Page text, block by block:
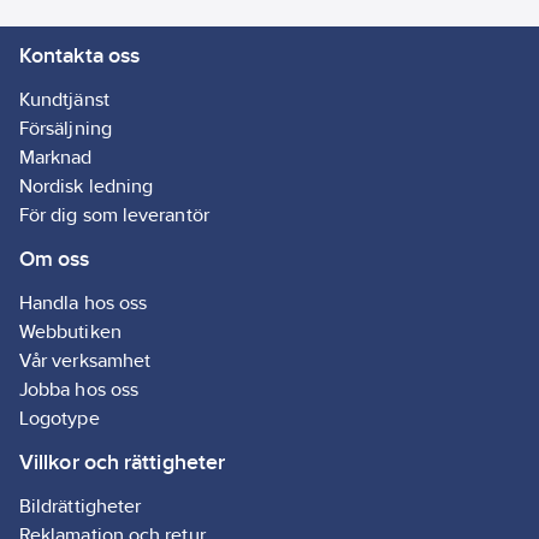
riva av för hand.
Artikelnr: 5001001161
artikelnr:
3104739131800
Ägarens
artikelnr:
Materialklass G891
Kontakta oss
Kundtjänst
Försäljning
Marknad
Nordisk ledning
För dig som leverantör
Om oss
Handla hos oss
Webbutiken
Vår verksamhet
Jobba hos oss
Logotype
Villkor och rättigheter
Bildrättigheter